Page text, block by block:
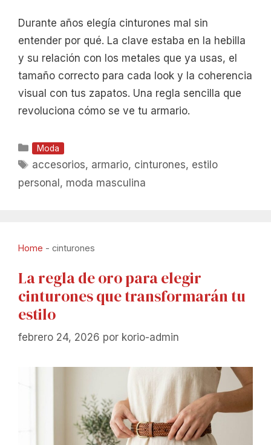
Durante años elegía cinturones mal sin
entender por qué. La clave estaba en la hebilla
y su relación con los metales que ya usas, el
tamaño correcto para cada look y la coherencia
visual con tus zapatos. Una regla sencilla que
revoluciona cómo se ve tu armario.
Categorías
Moda
Etiquetas
accesorios, armario, cinturones, estilo
personal , moda masculina
Home - cinturones
La regla de oro para elegir
cinturones que transformarán tu
estilo
febrero 24, 2026 por korio-admin